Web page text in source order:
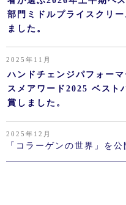
部門ミドルプライスクリ
ました。
2025年11月
ハンドチェンジパフォー
スメアワード2025 ベスト
賞しました。
2025年12月
「コラーゲンの世界」を公